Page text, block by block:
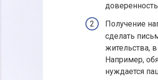
Получение
сделать
жительства,
Например,
нуждается